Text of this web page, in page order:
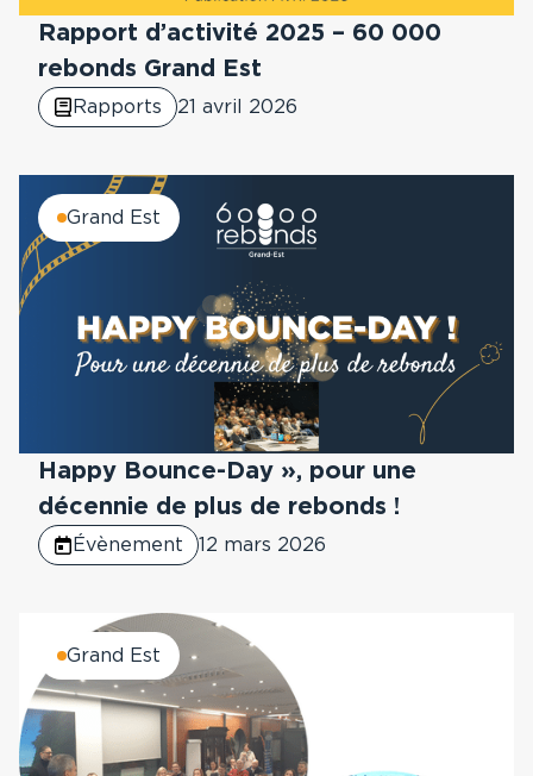
Rapport d’activité 2025 – 60 000
rebonds Grand Est
Rapports 21 avril 2026
Grand Est
Happy Bounce-Day », pour une
décennie de plus de rebonds !
Évènement 12 mars 2026
Grand Est